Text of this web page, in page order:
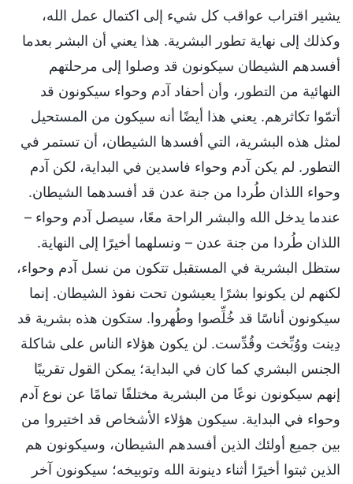
يشير اقتراب عواقب كل شيء إلى اكتمال عمل الله،
وكذلك إلى نهاية تطور البشرية. هذا يعني أن البشر بعدما
أفسدهم الشيطان سيكونون قد وصلوا إلى مرحلتهم
النهائية من التطور، وأن أحفاد آدم وحواء سيكونون قد
أتمّوا تكاثرهم. يعني هذا أيضًا أنه سيكون من المستحيل
لمثل هذه البشرية، التي أفسدها الشيطان، أن تستمر في
التطور. لم يكن آدم وحواء فاسدين في البداية، لكن آدم
وحواء اللذان طُردا من جنة عدن قد أفسدهما الشيطان.
عندما يدخل الله والبشر الراحة معًا، سيصل آدم وحواء –
اللذان طُردا من جنة عدن – ونسلهما أخيرًا إلى النهاية.
ستظل البشرية في المستقبل تتكون من نسل آدم وحواء،
لكنهم لن يكونوا بشرًا يعيشون تحت نفوذ الشيطان. إنما
سيكونون أناسًا قد خُلِّصوا وطُهروا. ستكون هذه بشرية قد
دِينت ووُبِّخت وقُدِّست. لن يكون هؤلاء الناس على شاكلة
الجنس البشري كما كان في البداية؛ يمكن القول تقريبًا
إنهم سيكونون نوعًا من البشرية مختلفًا تمامًا عن نوع آدم
وحواء في البداية. سيكون هؤلاء الأشخاص قد اختيروا من
بين جميع أولئك الذين أفسدهم الشيطان، وسيكونون هم
الذين ثبتوا أخيرًا أثناء دينونة الله وتوبيخه؛ سيكونون آخر